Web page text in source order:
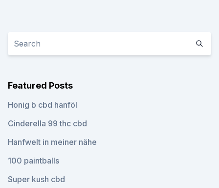
Featured Posts
Honig b cbd hanföl
Cinderella 99 thc cbd
Hanfwelt in meiner nähe
100 paintballs
Super kush cbd